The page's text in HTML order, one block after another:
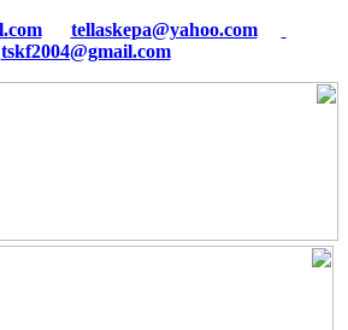
tellaskepa@yahoo.com
tskf2004@gmail.com